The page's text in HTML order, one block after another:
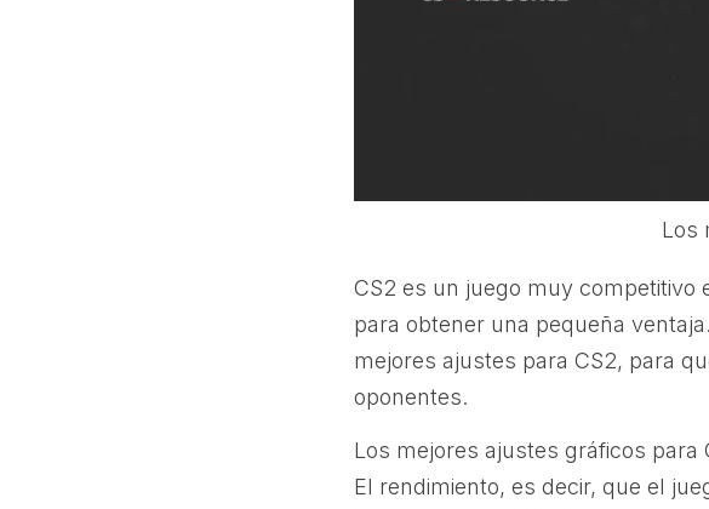
Los
CS2 es un juego muy competitivo
para obtener una pequeña
mejores ajustes para CS2, para
oponentes.
Los mejores ajustes gráficos para
El rendimiento, es decir, que el